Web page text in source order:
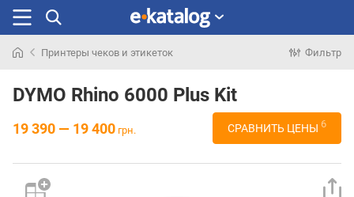
раньше
Принтеры чеков и этикеток Фильтр
DYMO Rhino 6000 Plus Kit
19 390 — 19 400 грн. СРАВНИТЬ ЦЕНЫ 6